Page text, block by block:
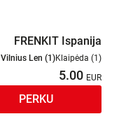
FRENKIT Ispanija
Vilnius Len (1)Klaipėda (1)
5.00